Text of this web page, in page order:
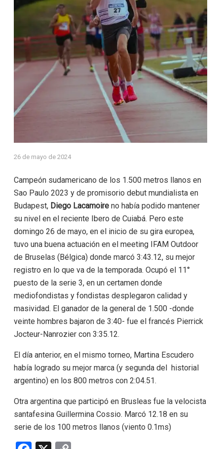
26 de mayo de 2024
Campeón sudamericano de los 1.500 metros llanos en
Sao Paulo 2023 y de promisorio debut mundialista en
Budapest, Diego Lacamoireno había podido mantener
su nivel en el reciente Ibero de Cuiabá. Pero este
domingo 26 de mayo, en el inicio de su gira europea,
tuvo una buena actuación en el meeting IFAM Outdoor
de Bruselas (Bélgica) donde marcó 3:43.12, su mejor
registro en lo que va de la temporada. Ocupó el 11°
puesto de la serie 3, en un certamen donde
mediofondistas y fondistas desplegaron calidad y
masividad. El ganador de la general de 1.500 -donde
veinte hombres bajaron de 3:40- fue el francés Pierrick
Jocteur-Nanrozier con 3:35.12.
El día anterior, en el mismo torneo, Martina Escudero
había logrado su mejor marca (y segunda del historial
argentino) en los 800 metros con 2:04.51.
Otra argentina que participó en Brusleas fue la velocista
santafesina Guillermina Cossio. Marcó 12.18 en su
serie de los 100 metros llanos (viento 0.1ms)